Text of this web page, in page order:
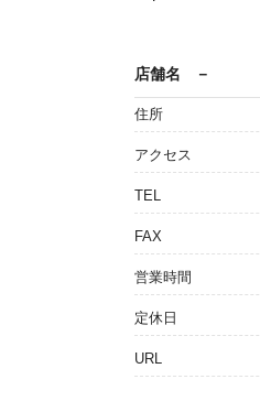
店舗名 －
住所
アクセス
TEL
FAX
営業時間
定休日
URL